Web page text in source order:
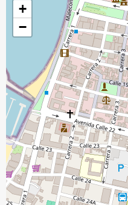
+
−